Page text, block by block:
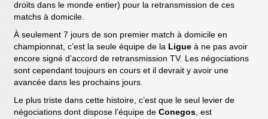
droits dans le monde entier) pour la retransmission de ces
matchs à domicile.
À seulement 7 jours de son premier match à domicile en
championnat, c’est la seule équipe de la Ligue à ne pas avoir
encore signé d’accord de retransmission TV. Les négociations
sont cependant toujours en cours et il devrait y avoir une
avancée dans les prochains jours.
Le plus triste dans cette histoire, c’est que le seul levier de
négociations dont dispose l’équipe deConegos, est